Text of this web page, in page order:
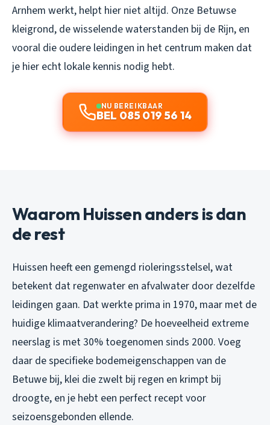
Arnhem werkt, helpt hier niet altijd. Onze Betuwse
kleigrond, de wisselende waterstanden bij de Rijn, en
vooral die oudere leidingen in het centrum maken dat
je hier echt lokale kennis nodig hebt.
NU BEREIKBAAR
BEL 085 019 56 14
Waarom Huissen anders is dan
de rest
Huissen heeft een gemengd rioleringsstelsel, wat
betekent dat regenwater en afvalwater door dezelfde
leidingen gaan. Dat werkte prima in 1970, maar met de
huidige klimaatverandering? De hoeveelheid extreme
neerslag is met 30% toegenomen sinds 2000. Voeg
daar de specifieke bodemeigenschappen van de
Betuwe bij, klei die zwelt bij regen en krimpt bij
droogte, en je hebt een perfect recept voor
seizoensgebonden ellende.